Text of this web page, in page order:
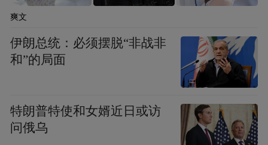
和洗车券；一嗨租车推出了“新春嗨庙会”，
用户还能使用积分兑换上海迪士尼·米奇童话
专列观赏位，福利多多超划算。
爽文
伊朗总统：必须摆脱“非战非
和”的局面
特朗普特使和女婿近日或访
问俄乌